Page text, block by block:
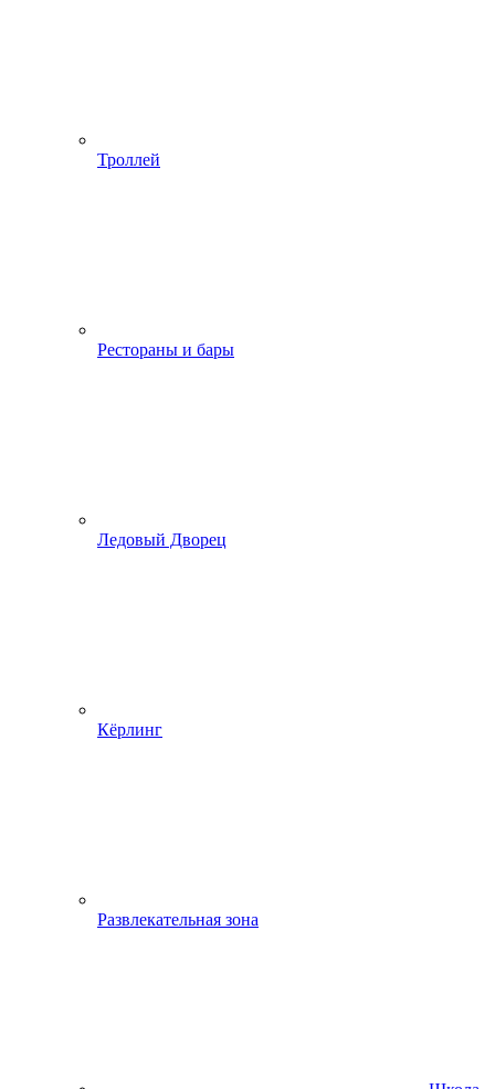
Троллей
Рестораны и бары
Ледовый Дворец
Кёрлинг
Развлекательная зона